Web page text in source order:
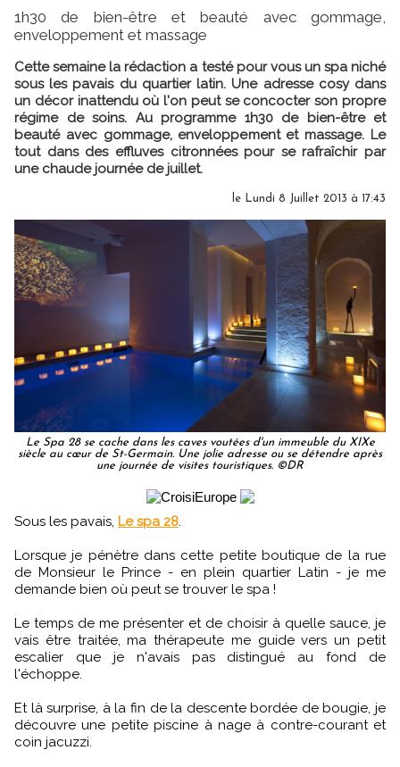
1h30 de bien-être et beauté avec gommage,
enveloppement et massage
Cette semaine la rédaction a testé pour vous un spa niché
sous les pavais du quartier latin. Une adresse cosy dans
un décor inattendu où l'on peut se concocter son propre
régime de soins. Au programme 1h30 de bien-être et
beauté avec gommage, enveloppement et massage. Le
tout dans des effluves citronnées pour se rafraîchir par
une chaude journée de juillet.
le Lundi 8 Juillet 2013 à 17:43
Le Spa 28 se cache dans les caves voutées d'un immeuble du XIXe
siècle au cœur de St-Germain. Une jolie adresse ou se détendre après
une journée de visites touristiques. ©DR
Sous les pavais, Le spa 28.
Lorsque je pénètre dans cette petite boutique de la rue
de Monsieur le Prince - en plein quartier Latin - je me
demande bien où peut se trouver le spa !
Le temps de me présenter et de choisir à quelle sauce, je
vais être traitée, ma thérapeute me guide vers un petit
escalier que je n'avais pas distingué au fond de
l'échoppe.
Et là surprise, à la fin de la descente bordée de bougie, je
découvre une petite piscine à nage à contre-courant et
coin jacuzzi.